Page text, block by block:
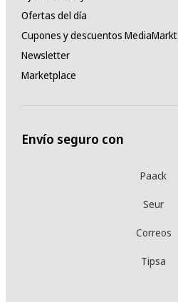
Ofertas del día
Cupones y descuentos MediaMarkt
Newsletter
Marketplace
Envío seguro con
Paack
Seur
Correos
Tipsa